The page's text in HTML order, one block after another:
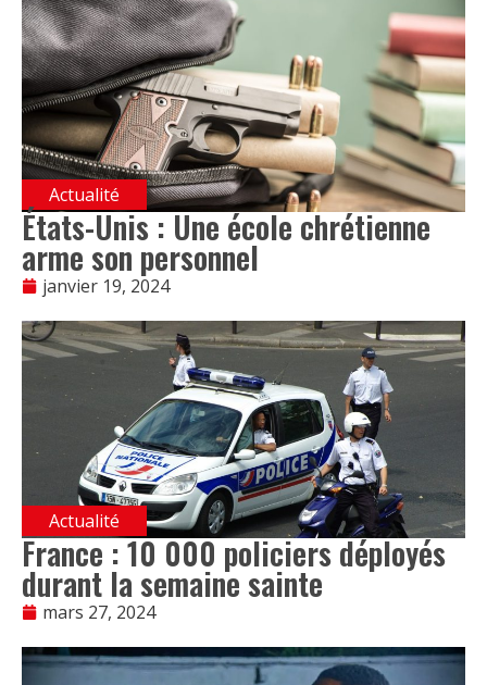
Actualité
États-Unis : Une école chrétienne
arme son personnel
janvier 19, 2024
Actualité
France : 10 000 policiers déployés
durant la semaine sainte
mars 27, 2024